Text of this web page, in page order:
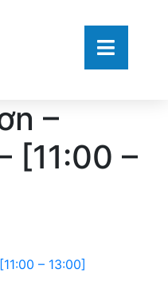
–
[11:00 –
– 13:00]